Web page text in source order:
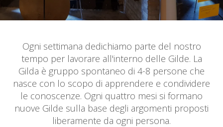
Ogni settimana dedichiamo parte del nostro
tempo per lavorare all'interno delle Gilde. La
Gilda è gruppo spontaneo di 4-8 persone che
nasce con lo scopo di apprendere e condividere
le conoscenze. Ogni quattro mesi si formano
nuove Gilde sulla base degli argomenti proposti
liberamente da ogni persona.